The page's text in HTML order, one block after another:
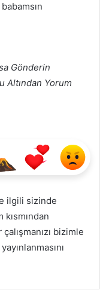
Gönderin
Altından Yorum
ilgili sizinde
çalışmanızı bizimle